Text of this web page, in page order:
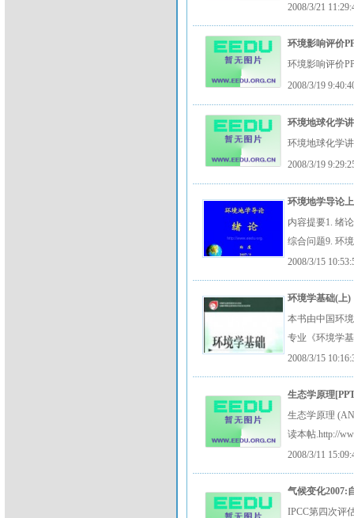
2008/3/21
环境影响评价
环境影响评价
2008/3/19
环境地球化学
环境地球化学
2008/3/19
环境地学导论
内容提要1. 绪
综合问题9. 环
2008/3/15
环境学基础(上)
本书由中国环
专业《环境学
2008/3/15
生态学原理
生态学原理
读本帖.http://
2008/3/11
气候变化2007:
IPCC第四次评